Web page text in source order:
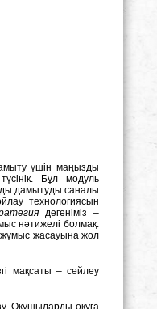
үшін маңызды
Бұл модуль
дамытуды саналы
технологиясын
дегеніміз –
нәтижелі болмақ.
жұмыс жасауына жол
мақсаты – сөйлеу
Оқушыларды оқуға